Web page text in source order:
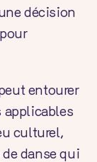
décision
entourer
applicables
culturel,
de danse qui